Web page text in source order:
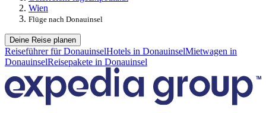
Wien
Flüge nach Donauinsel
Deine Reise planen
Reiseführer für DonauinselHotels in DonauinselMietwagen in
DonauinselReisepakete in Donauinsel